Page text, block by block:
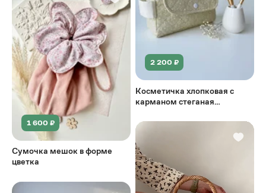
1 600 ₽
Сумочка мешок в форме
цветка
2 200 ₽
Косметичка хлопковая с
карманом стеганая